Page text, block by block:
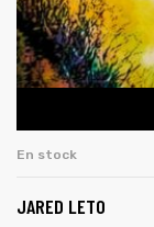
En stock
JARED LETO